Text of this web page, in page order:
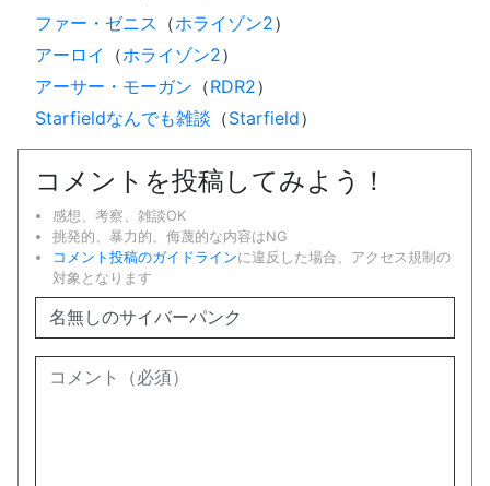
ファー・ゼニス （ホライゾン2）
アーロイ
（ホライゾン2）
アーサー・モーガン （RDR2）
Starfieldなんでも雑談 （Starfield）
コメントを投稿してみよう！
感想、考察、雑談OK
挑発的、暴力的、侮蔑的な内容はNG
コメント投稿のガイドラインに違反した場合、アクセス規制の
対象となります